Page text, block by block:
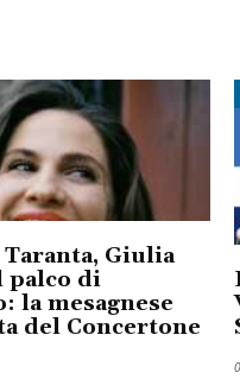
Giulia
palco di
la mesagnese
del Concertone